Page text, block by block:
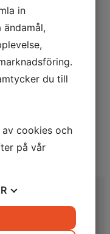
Det är som
väljer att handla
anställas. Ju
blir
som bland annat
din stad, till
in
du till
av cookies och
på vår